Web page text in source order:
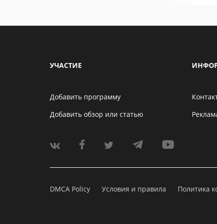
УЧАСТИЕ
Добавить программу
Добавить обзор или статью
DMCA Policy Условия и правила Политика